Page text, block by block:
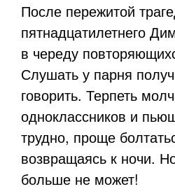
После пережитой
пятнадцатилетнего
в череду
Слушать у парня
говорить. Терпеть
одноклассников и
трудно, проще
возвращаясь к ночи.
больше не может!